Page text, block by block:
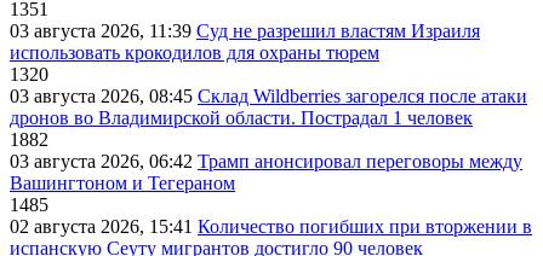
1351
03 августа 2026, 11:39 Суд не разрешил властям Израиля
использовать крокодилов для охраны тюрем
1320
03 августа 2026, 08:45 Склад Wildberries загорелся после атаки
дронов во Владимирской области. Пострадал 1 человек
1882
03 августа 2026, 06:42 Трамп анонсировал переговоры между
Вашингтоном и Тегераном
1485
02 августа 2026, 15:41 Количество погибших при вторжении в
испанскую Сеуту мигрантов достигло 90 человек